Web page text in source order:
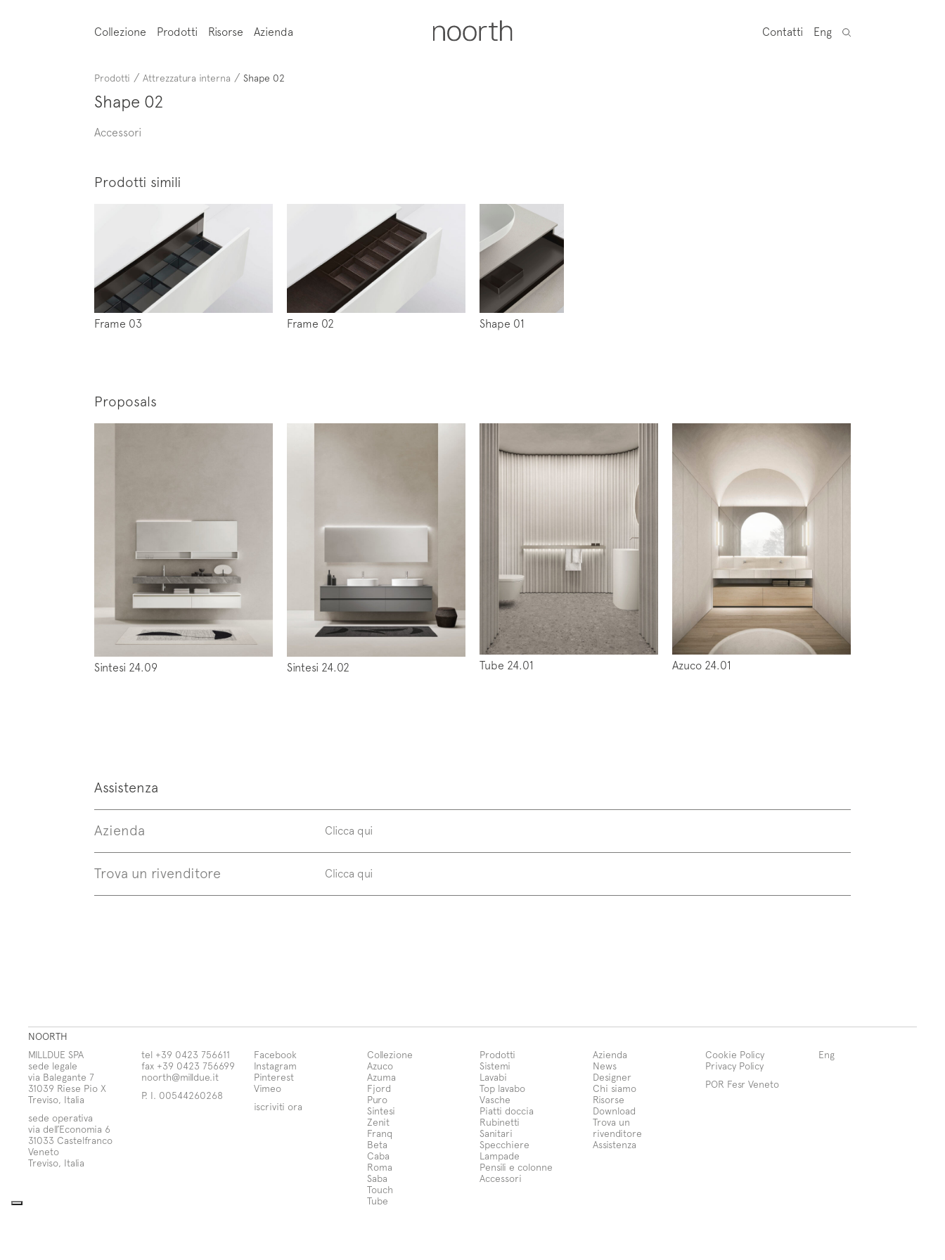
Collezione Prodotti Risorse Azienda Contatti Eng
Iscriviti alla mailing list
Prodotti / Attrezzatura interna / Shape 02
Shape 02
Accessori
Prodotti simili
Frame 03 Frame 02 Shape 01
Proposals
Sintesi 24.09 Sintesi 24.02 Tube 24.01 Azuco 24.01
Assistenza
Azienda Clicca qui
Trova un rivenditore Clicca qui
NOORTH
MILLDUE SPA
sede legale
via Balegante 7
31039 Riese Pio X
Treviso, Italia
sede operativa
via dell’Economia 6
31033 Castelfranco
Veneto
Treviso, Italia
tel +39 0423 756611
fax +39 0423 756699
noorth@milldue.it
P. I. 00544260268
Facebook
Instagram
Pinterest
Vimeo
iscriviti ora
Collezione
Azuco
Azuma
Fjord
Puro
Sintesi
Zenit
Franq
Beta
Caba
Roma
Saba
Touch
Tube
Prodotti
Sistemi
Lavabi
Top lavabo
Vasche
Piatti doccia
Rubinetti
Sanitari
Specchiere
Lampade
Pensili e colonne
Accessori
Azienda
News
Designer
Chi siamo
Risorse
Download
Trova un
rivenditore
Assistenza
Cookie Policy
Privacy Policy
POR Fesr Veneto
Eng